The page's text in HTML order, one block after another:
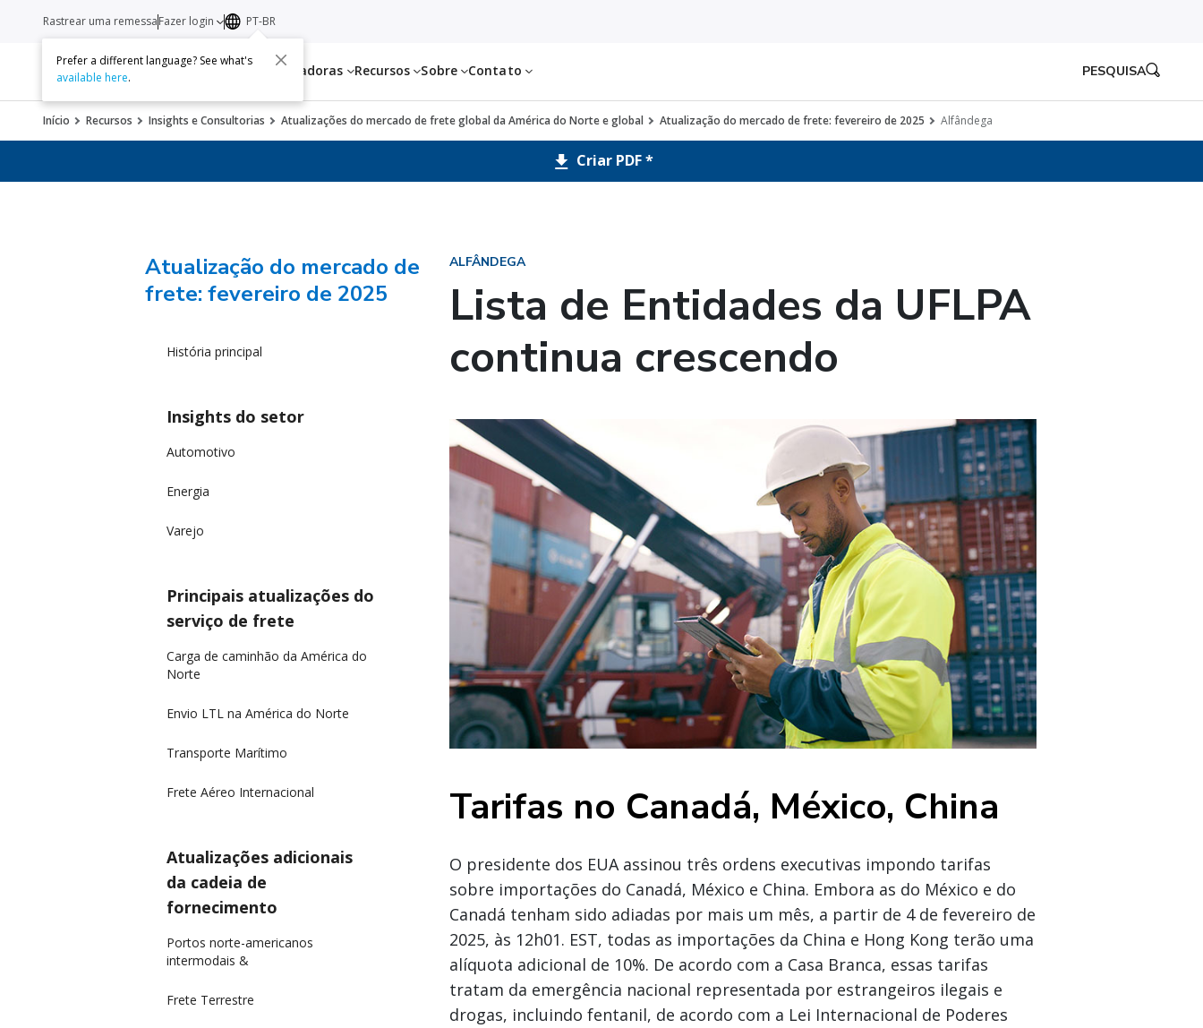
Serviços Transportadoras Recursos Sobre Contato
Rastrear uma remessaFazer login PT-BR
Prefer a different language? See what's
available here. PESQUISA
Início Recursos Insights e Consultorias Atualizações do mercado de frete global da América do Norte e global Atualização do mercado de frete: fevereiro de 2025 Alfândega
Criar PDF *
ALFÂNDEGA
Lista de Entidades da UFLPA
continua crescendo
Tarifas no Canadá, México, China
O presidente dos EUA assinou três ordens executivas impondo tarifas
sobre importações do Canadá, México e China. Embora as do México e do
Canadá tenham sido adiadas por mais um mês, a partir de 4 de fevereiro de
2025, às 12h01. EST, todas as importações da China e Hong Kong terão uma
alíquota adicional de 10%. De acordo com a Casa Branca, essas tarifas
tratam da emergência nacional representada por estrangeiros ilegais e
drogas, incluindo fentanil, de acordo com a Lei Internacional de Poderes
Atualização do mercado de
frete: fevereiro de 2025
História principal
Insights do setor
Automotivo
Energia
Varejo
Principais atualizações do
serviço de frete
Carga de caminhão da América do
Norte
Envio LTL na América do Norte
Transporte Marítimo
Frete Aéreo Internacional
Atualizações adicionais
da cadeia de
fornecimento
Portos norte-americanos
intermodais &
Frete Terrestre